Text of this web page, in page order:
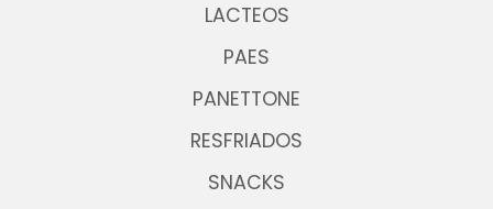
LACTEOS
PAES
PANETTONE
RESFRIADOS
SNACKS